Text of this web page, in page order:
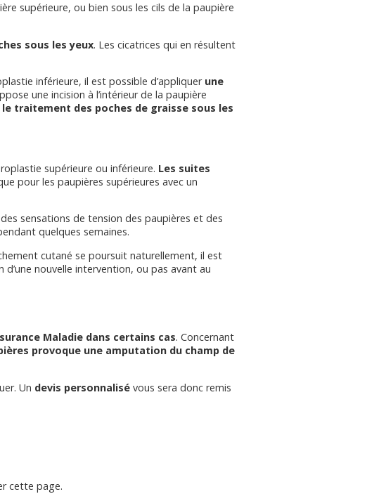
supérieure, ou bien sous les cils de la paupière
sous les yeux. Les cicatrices qui en résultent
inférieure, il est possible d’appliquer une
une incision à l’intérieur de la paupière
le traitement des poches de graisse sous les
supérieure ou inférieure. Les suites
pour les paupières supérieures avec un
sensations de tension des paupières et des
quelques semaines.
cutané se poursuit naturellement, il est
nouvelle intervention, ou pas avant au
Maladie dans certains cas. Concernant
provoque une amputation du champ de
Un devis personnalisé vous sera donc remis
cette page.